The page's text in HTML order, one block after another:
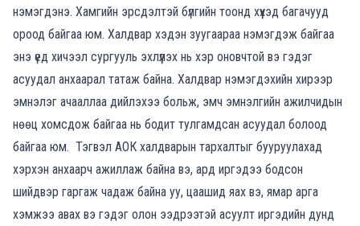
нэмэгдэнэ. Хамгийн эрсдэлтэй бүлгийн тоонд хүүхэд багачууд
ороод байгаа юм. Халдвар хэдэн зуугаараа нэмэгдэж байгаа
энэ үед хичээл сургууль эхлүүлэх нь хэр оновчтой вэ гэдэг
асуудал анхаарал татаж байна. Халдвар нэмэгдэхийн хирээр
эмнэлэг ачааллаа дийлэхээ больж, эмч эмнэлгийн ажилчидын
нөөц хомсдож байгаа нь бодит тулгамдсан асуудал болоод
байгаа юм. Тэгвэл АОК халдварын тархалтыг бууруулахад
хэрхэн анхаарч ажиллаж байна вэ, ард иргэдээ бодсон
шийдвэр гаргаж чадаж байна уу, цаашид яах вэ, ямар арга
хэмжээ авах вэ гэдэг олон ээдрээтэй асуулт иргэдийн дунд